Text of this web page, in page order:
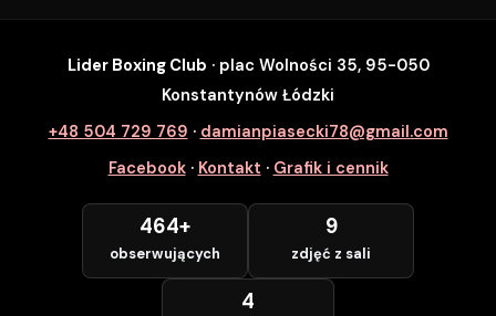
SZYBKI ZAPIS
Zapisz się na wybrane zajęcia
Numer Telefonu *
Lider Boxing Club · plac Wolności 35, 95-050
Konstantynów Łódzki
+48 504 729 769 · damianpiasecki78@gmail.com
Facebook· Kontakt · Grafik i cennik
464+
obserwujących
9
zdjęć z sali
4